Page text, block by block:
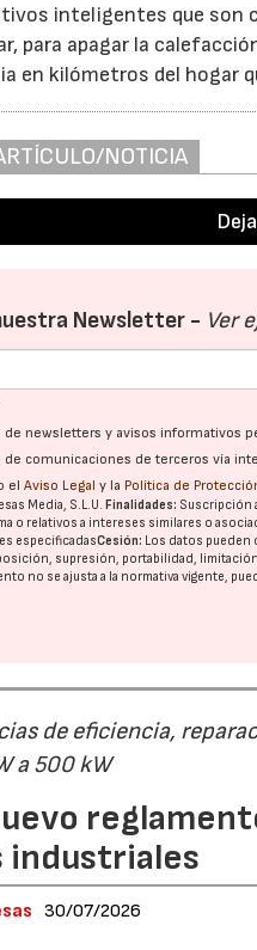
inteligentes que son
para apagar la
en kilómetros del hogar
NOTICIA
Newsletter - Ver
de newsletters y avisos informativos
de comunicaciones de terceros vía
elAviso Legal y la Política de
Media, S.L.U. Finalidades: Suscripción
o relativos a intereses similares o
especificadasCesión: Los datos pueden
supresión, portabilidad,
no se ajusta a la normativa vigente,
de eficiencia,
a 500 kW
30/07/2026